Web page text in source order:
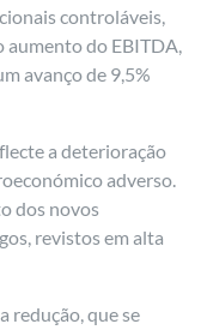
controláveis,
aumento do EBITDA,
avanço de 9,5%
a deterioração
adverso.
dos novos
revistos em alta
redução, que se